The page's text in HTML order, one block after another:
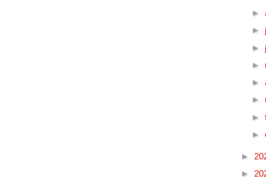
►
►
►
►
►
►
►
►
►
►